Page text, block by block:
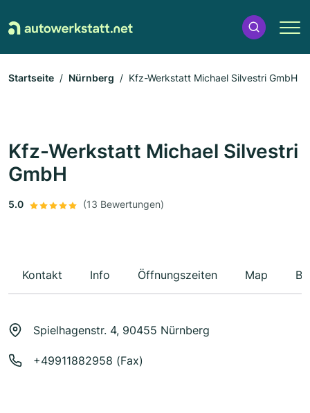
Startseite Nürnberg Kfz-Werkstatt Michael Silvestri GmbH
Kfz-Werkstatt Michael Silvestri
GmbH
5.0 (13 Bewertungen)
Kontakt Info Öffnungszeiten Map
Spielhagenstr. 4, 90455 Nürnberg
+49911882958 (Fax)